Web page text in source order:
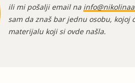
ili mi pošalji email na
sam da znaš bar jednu osobu,
materijalu koji si ovde našla.